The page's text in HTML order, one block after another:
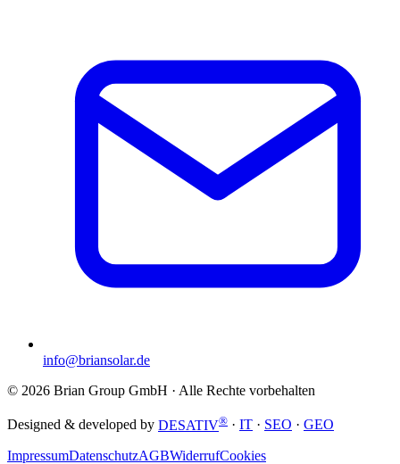
info@briansolar.de
© 2026 Brian Group GmbH · Alle Rechte vorbehalten
Designed & developed by DESATIV® · IT · SEO · GEO
ImpressumDatenschutzAGBWiderrufCookies